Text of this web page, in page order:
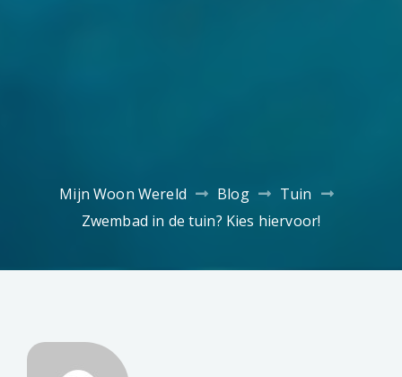
Mijn Woon Wereld Blog
Tuin
Zwembad in de tuin? Kies hiervoor!